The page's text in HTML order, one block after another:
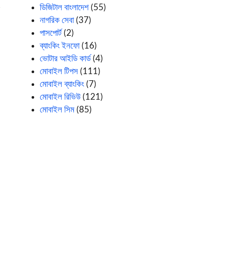
ডিজিটাল বাংলাদেশ (55)
নাগরিক সেবা(37)
পাসপোর্ট (2)
ব্যাংকিং ইনফো(16)
ভোটার আইডি কার্ড (4)
মোবাইল টিপস (111)
মোবাইল ব্যাংকিং (7)
মোবাইল রিভিউ (121)
মোবাইল সিম (85)